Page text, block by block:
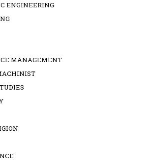
ENGINEERING
MANAGEMENT